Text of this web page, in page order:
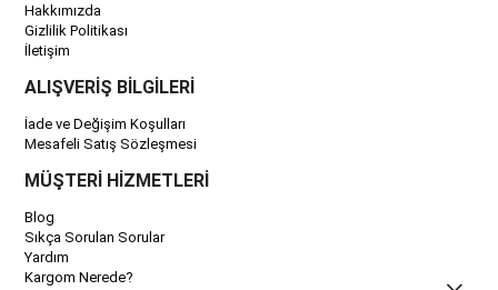
Hakkımızda
Gizlilik Politikası
İletişim
ALIŞVERİŞ BİLGİLERİ
İade ve Değişim Koşulları
Mesafeli Satış Sözleşmesi
MÜŞTERİ HİZMETLERİ
Blog
Sıkça Sorulan Sorular
Yardım
Kargom Nerede?